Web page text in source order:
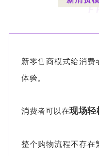
新零售商模式给消费
体验。
消费者可以在现场轻
整个购物流程不存在